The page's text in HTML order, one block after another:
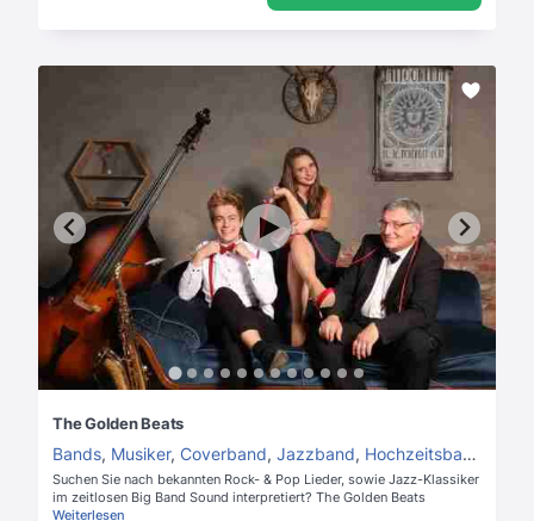
The Golden Beats
Bands, Musiker, Coverband, Jazzband, Hochzeitsband
Suchen Sie nach bekannten Rock- & Pop Lieder, sowie Jazz-Klassiker
im zeitlosen Big Band Sound interpretiert? The Golden Beats
Weiterlesen